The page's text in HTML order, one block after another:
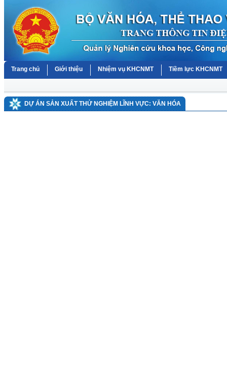
Trang chủ Giới thiệu Nhiệm vụ KHCNMT Tiềm lực KHCNMT
DỰ ÁN SẢN XUẤT THỬ NGHIỆM LĨNH VỰC: VĂN HÓA